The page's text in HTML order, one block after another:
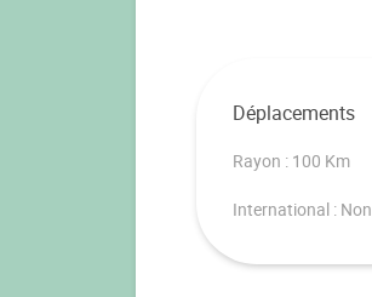
Déplacements
Rayon : 100 Km
International : Non